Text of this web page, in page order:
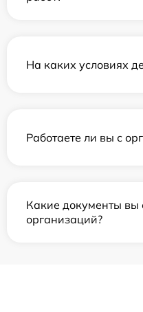
На каких условиях
Работаете ли вы с
Какие документы вы
организаций?